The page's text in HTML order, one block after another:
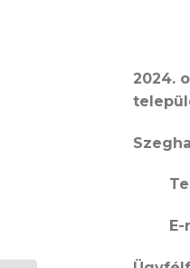
2024.
E-